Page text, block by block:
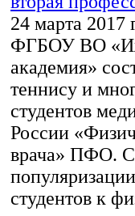
24 марта 2017
ФГБОУ ВО
академия»
теннису и
студентов
России
врача» ПФО.
студентов к